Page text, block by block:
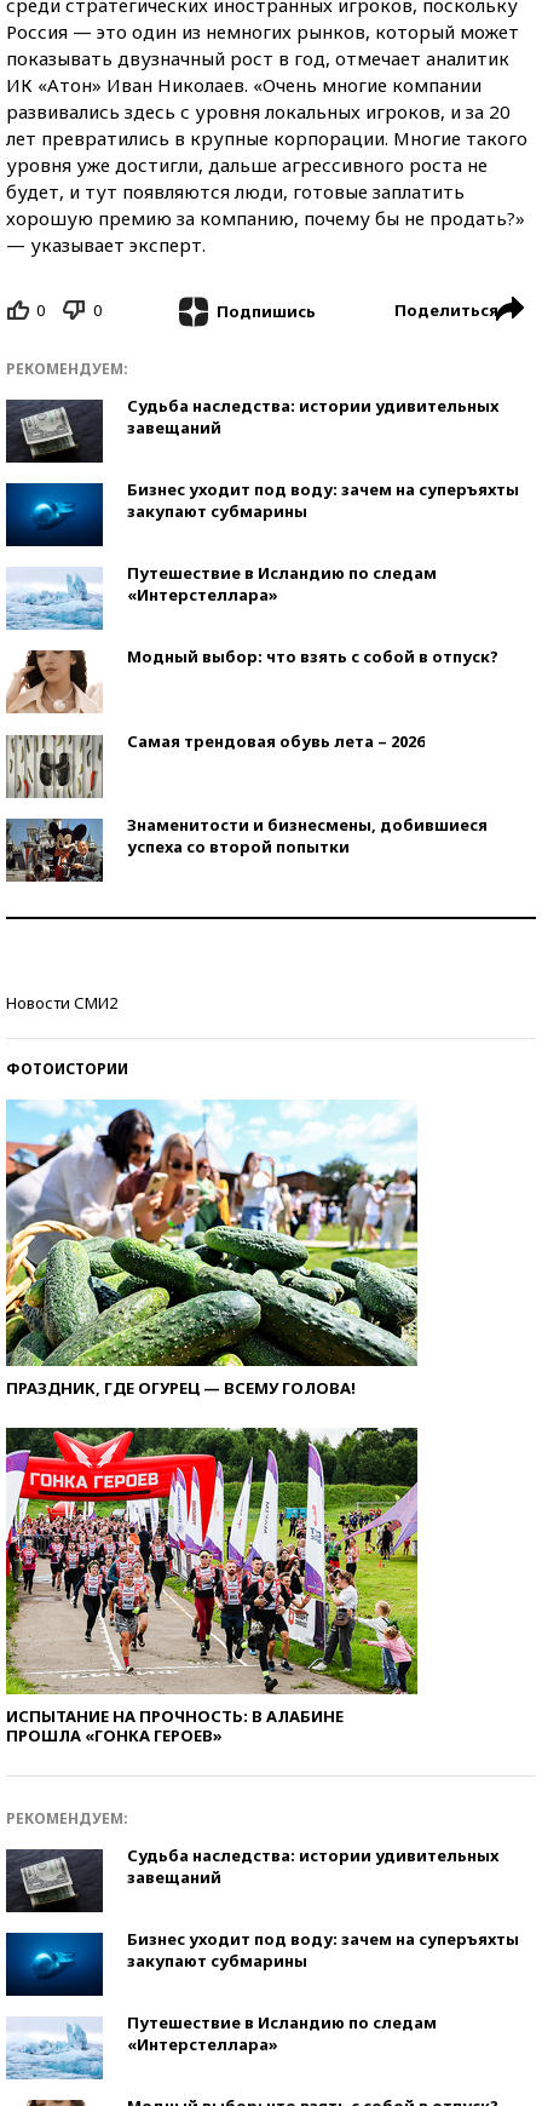
среди стратегических иностранных игроков, поскольку
Россия — это один из немногих рынков, который может
показывать двузначный рост в год, отмечает аналитик
ИК «Атон» Иван Николаев. «Очень многие компании
развивались здесь с уровня локальных игроков, и за 20
лет превратились в крупные корпорации. Многие такого
уровня уже достигли, дальше агрессивного роста не
будет, и тут появляются люди, готовые заплатить
хорошую премию за компанию, почему бы не продать?»
— указывает эксперт.
0 0 Подпишись Поделиться
РЕКОМЕНДУЕМ:
Судьба наследства: истории удивительных
завещаний
Бизнес уходит под воду: зачем на суперъяхты
закупают субмарины
Путешествие в Исландию по следам
«Интерстеллара»
Модный выбор: что взять с собой в отпуск?
Самая трендовая обувь лета – 2026
Знаменитости и бизнесмены, добившиеся
успеха со второй попытки
Новости СМИ2
ФОТОИСТОРИИ
ПРАЗДНИК, ГДЕ ОГУРЕЦ — ВСЕМУ ГОЛОВА!
ИСПЫТАНИЕ НА ПРОЧНОСТЬ: В АЛАБИНЕ
ПРОШЛА «ГОНКА ГЕРОЕВ»
РЕКОМЕНДУЕМ:
Судьба наследства: истории удивительных
завещаний
Бизнес уходит под воду: зачем на суперъяхты
закупают субмарины
Путешествие в Исландию по следам
«Интерстеллара»